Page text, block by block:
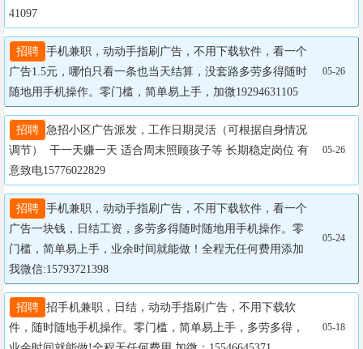
41097
招聘 手机兼职，动动手指刷广告，不用下载软件，看一个
广告1.5元，哪怕只看一条也当天结算，没套路多劳多得随时
随地用手机操作。零门槛，简单易上手，加微19294631105
05-26
招聘 急招小区广告派发，工作日期灵活（可根据自身情况
调节）  干一天赚一天 适合周末照顾孩子等 长期稳定岗位 有
意致电15776022829
05-26
招聘 手机兼职，动动手指刷广告，不用下载软件，看一个
广告一块钱，日结工资，多劳多得随时随地用手机操作。零
门槛，简单易上手，业余时间就能做！全程无任何费用添加
我微信:15793721398
05-24
招聘 招手机兼职，日结，动动手指刷广告，不用下载软
件，随时随地手机操作。零门槛，简单易上手，多劳多得，
05-18